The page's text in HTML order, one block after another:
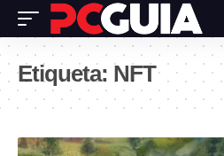
Etiqueta: NFT